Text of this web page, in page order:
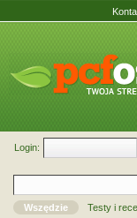
Login:
Wszędzie Testy i